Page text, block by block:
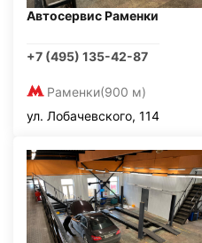
Автосервис Раменки
+7 (495) 135-42-87
Раменки(900 м)
ул. Лобачевского, 114